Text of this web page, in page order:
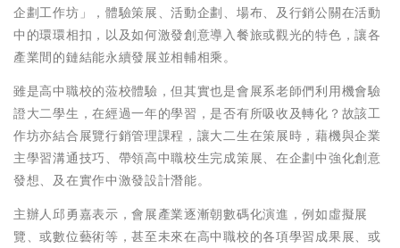
企劃工作坊」，體驗策展、活動企劃、場布、及行銷公關在活動
中的環環相扣，以及如何激發創意導入餐旅或觀光的特色，讓各
產業間的鏈結能永續發展並相輔相乘。
雖是高中職校的蒞校體驗，但其實也是會展系老師們利用機會驗
證大二學生，在經過一年的學習，是否有所吸收及轉化？故該工
作坊亦結合展覽行銷管理課程，讓大二生在策展時，藉機與企業
主學習溝通技巧、帶領高中職校生完成策展、在企劃中強化創意
發想、及在實作中激發設計潛能。
主辦人邱勇嘉表示，會展產業逐漸朝數碼化演進，例如虛擬展
覽、或數位藝術等，甚至未來在高中職校的各項學習成果展、或